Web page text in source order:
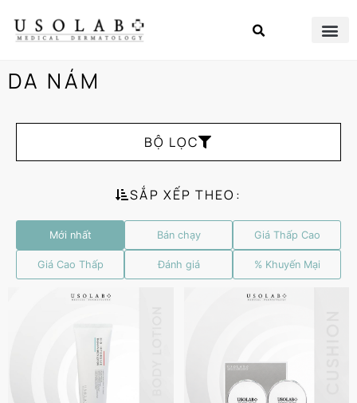
DA NÁM
BỘ LỌC
SẮP XẾP THEO:
Mới nhất Bán chạy Giá Thấp Cao
Giá Cao Thấp Đánh giá % Khuyến Mại